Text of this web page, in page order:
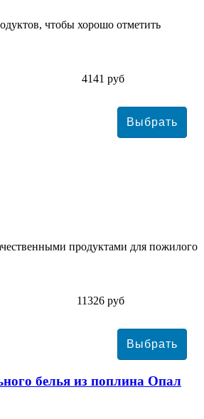
чтобы хорошо отметить
4141 руб
продуктами для пожилого
11326 руб
белья из поплина Опал